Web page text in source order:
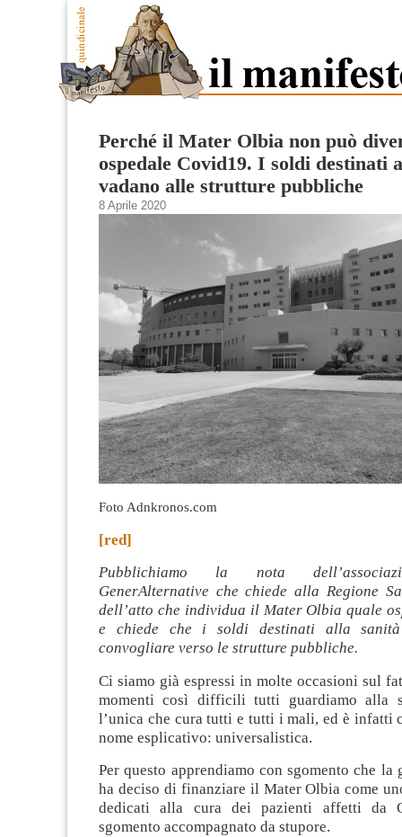
Perché il Mater Olbia non può
ospedale Covid19. I soldi destinati
vadano alle strutture pubbliche
8 Aprile 2020
Foto Adnkronos.com
[red]
Pubblichiamo la nota
GenerAlternative che chiede alla Regione
dell’atto che individua il Mater Olbia quale
e chiede che i soldi destinati alla
convogliare verso le strutture pubbliche.
Ci siamo già espressi in molte occasioni sul
momenti così difficili tutti guardiamo alla
l’unica che cura tutti e tutti i mali, ed è infatti
nome esplicativo: universalistica.
Per questo apprendiamo con sgomento che la
ha deciso di finanziare il Mater Olbia come
dedicati alla cura dei pazienti affetti da
sgomento accompagnato da stupore.